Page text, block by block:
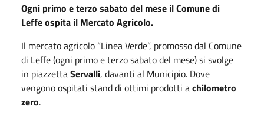
Ogni primo e terzo sabato del mese il Comune di
Leffe ospita il Mercato Agricolo.
Il mercato agricolo “Linea Verde”, promosso dal Comune
di Leffe (ogni primo e terzo sabato del mese) si svolge
in piazzettaServalli, davanti al Municipio. Dove
vengono ospitati stand di ottimi prodotti achilometro
zero.